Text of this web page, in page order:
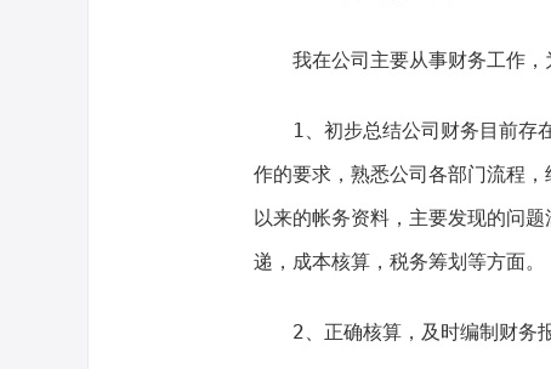
我在公司主要从事财务工作，
1、初步总结公司财务目前存在
作的要求，熟悉公司各部门流程
以来的帐务资料，主要发现的问
递，成本核算，税务筹划等方面。
2、正确核算，及时编制财务报